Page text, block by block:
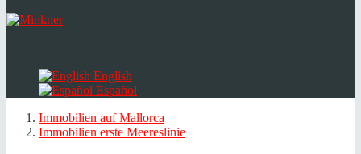
English
Español
Immobilien auf Mallorca
Immobilien erste Meereslinie